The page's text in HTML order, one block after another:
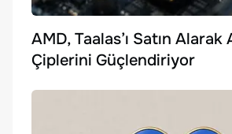
AMD, Taalas’ı Satın Alarak
Çiplerini Güçlendiriyor